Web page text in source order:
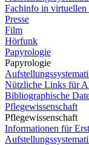
Fachinfo in
Presse
Film
Hörfunk
Papyrologie
Papyrologie
Nützliche Links für
Bibliographische
Pflegewissenschaft
Pflegewissenschaft
Informationen für